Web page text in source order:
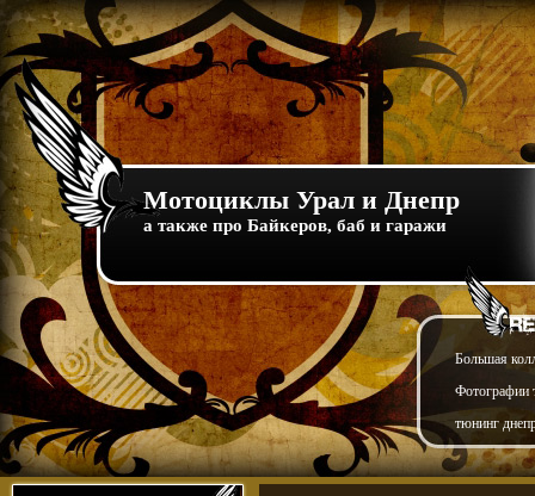
Мотоциклы Урал и Днепр
а также про Байкеров, баб и гаражи
Большая
Фотографии
тюнинг